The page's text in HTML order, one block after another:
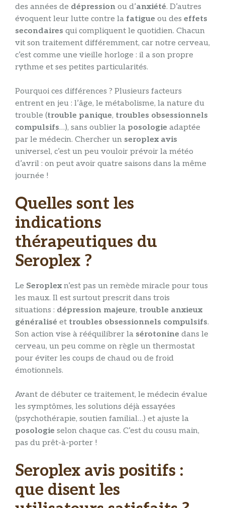
des années de dépression ou d’anxiété. D’autres
évoquent leur lutte contre la fatigue ou des effets
secondaires qui compliquent le quotidien. Chacun
vit son traitement différemment, car notre cerveau,
c’est comme une vieille horloge : il a son propre
rythme et ses petites particularités.
Pourquoi ces différences ? Plusieurs facteurs
entrent en jeu : l’âge, le métabolisme, la nature du
trouble (trouble panique, troubles obsessionnels
compulsifs…), sans oublier la posologie adaptée
par le médecin. Chercher un seroplex avis
universel, c’est un peu vouloir prévoir la météo
d’avril : on peut avoir quatre saisons dans la même
journée !
Quelles sont les
indications
thérapeutiques du
Seroplex ?
Le Seroplex n’est pas un remède miracle pour tous
les maux. Il est surtout prescrit dans trois
situations : dépression majeure, trouble anxieux
généralisé et troubles obsessionnels compulsifs.
Son action vise à rééquilibrer la sérotonine dans le
cerveau, un peu comme on règle un thermostat
pour éviter les coups de chaud ou de froid
émotionnels.
Avant de débuter ce traitement, le médecin évalue
les symptômes, les solutions déjà essayées
(psychothérapie, soutien familial…) et ajuste la
posologie selon chaque cas. C’est du cousu main,
pas du prêt-à-porter !
Seroplex avis positifs :
que disent les